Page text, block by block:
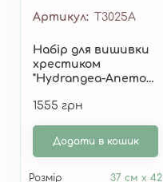
Артикул T3025A
Набір для вишивки
хрестиком
"Hydrangea-Anemon
анемони" T3025A
1555 грн
Додати в кошик
Розмір 37 см x 42